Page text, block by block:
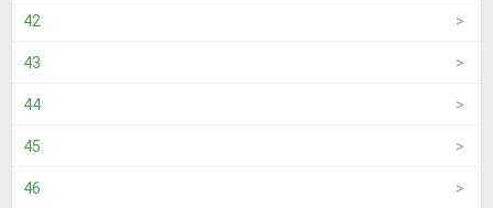
42
43
44
45
46